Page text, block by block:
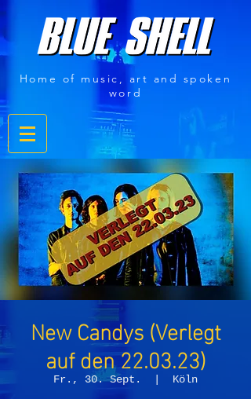
Home of music, art and spoken
word
New Candys (Verlegt
auf den 22.03.23)
Fr., 30. Sept. Köln